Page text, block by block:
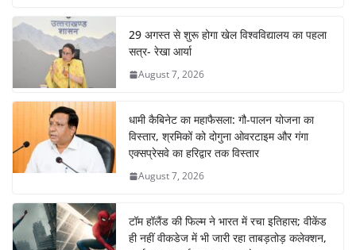
29 अगस्त से शुरू होगा खेल विश्वविद्यालय का पहला
सत्र- रेखा आर्या
August 7, 2026
धामी कैबिनेट का महाफैसला: गौ-पालन योजना का
विस्तार, श्रमिकों को दोगुना ओवरटाइम और गंगा
एक्सप्रेसवे का हरिद्वार तक विस्तार
August 7, 2026
टॉम हॉलैंड की फिल्म ने भारत में रचा इतिहास; वीकेंड
ही नहीं वीकडेज में भी जारी रहा ताबड़तोड़ कलेक्शन,